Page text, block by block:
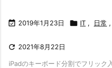
 2019年1月23日  IT , 日常 ,
 2021年8月22日
iPadのキーボード分割でフリック